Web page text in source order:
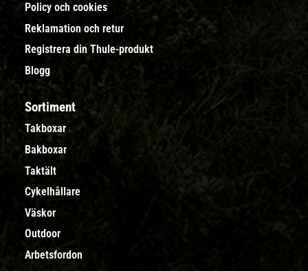
Policy och cookies
Reklamation och retur
Registrera din Thule-produkt
Blogg
Sortiment
Takboxar
Bakboxar
Taktält
Cykelhållare
Väskor
Outdoor
Arbetsfordon